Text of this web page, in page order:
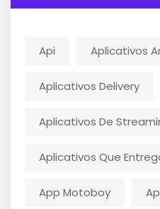
Api Aplicativos
Aplicativos Delivery
Aplicativos De
Aplicativos Que
App Motoboy